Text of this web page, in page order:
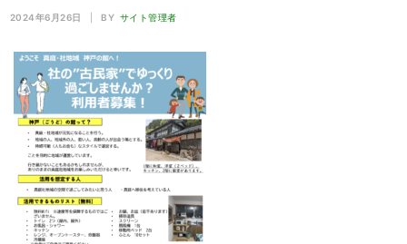
2024年6月26日 BY サイト管理者